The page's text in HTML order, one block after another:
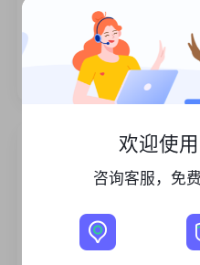
无限的会话
代理的使用次数或调
次生成大量代理。
丰富的住宅IP资源
欢迎使
咨询客服，免